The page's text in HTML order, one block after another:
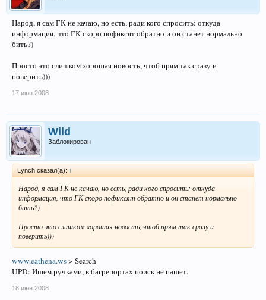
Народ, я сам ГК не качаю, но есть, ради кого спросить: откуда
информация, что ГК скоро пофиксят обратно и он станет нормально
бить?)
Просто это слишком хорошая новость, чтоб прям так сразу и
поверить)))
17 июн 2008
Wild
Заблокирован
Lynch сказал(а): ↑
Народ, я сам ГК не качаю, но есть, ради кого спросить: откуда
информация, что ГК скоро пофиксят обратно и он станет нормально
бить?)
Просто это слишком хорошая новость, чтоб прям так сразу и
поверить)))
www.eathena.ws> Search
UPD: Ишем ручками, в багрепортах поиск не пашет.
18 июн 2008